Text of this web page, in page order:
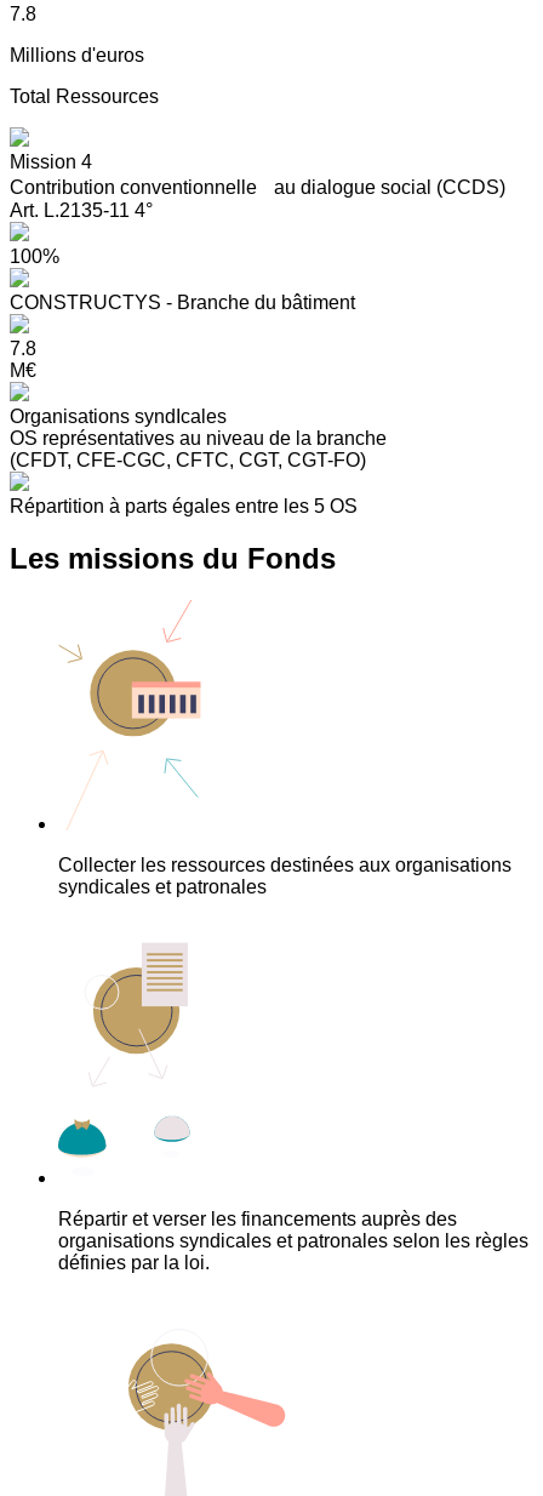
7.8
Millions d'euros
Total Ressources
Mission 4
Contribution conventionnelle au dialogue social (CCDS)
Art. L.2135-11 4°
100%
CONSTRUCTYS - Branche du bâtiment
7.8
M€
Organisations syndIcales
OS représentatives au niveau de la branche
(CFDT, CFE-CGC, CFTC, CGT, CGT-FO)
Répartition à parts égales entre les 5 OS
Les missions du Fonds
Collecter les ressources destinées aux organisations
syndicales et patronales
Répartir et verser les financements auprès des
organisations syndicales et patronales selon les règles
définies par la loi.